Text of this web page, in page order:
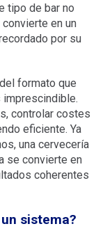
tipo de bar no
en un
por su
formato que
imprescindible.
controlar costes
eficiente. Ya
una cervecería
se convierte en
coherentes
sistema?